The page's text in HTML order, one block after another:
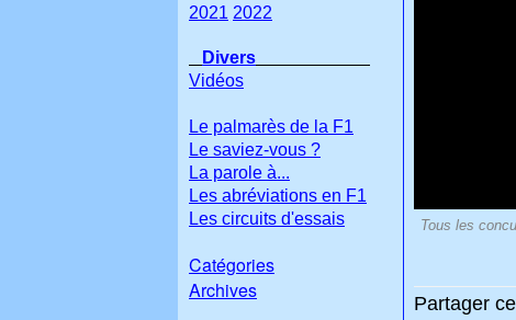
Tous les
Partager
2021 2022
Divers
Vidéos
Le palmarès de la F1
Le saviez-vous ?
La parole à...
Les abréviations en F1
Les circuits d'essais
Catégories
Archives